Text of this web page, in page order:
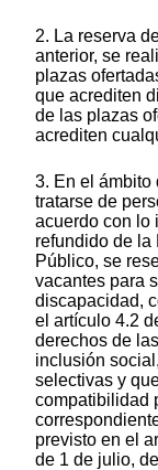
2. La reserva
anterior, se
plazas
que acrediten
de las plazas
acrediten
3. En el ámbito
tratarse de
acuerdo con lo
refundido de la
Público, se
vacantes para
discapacidad,
el artículo 4.2
derechos de
inclusión
selectivas y
compatibilidad
previsto en el
de 1 de julio,